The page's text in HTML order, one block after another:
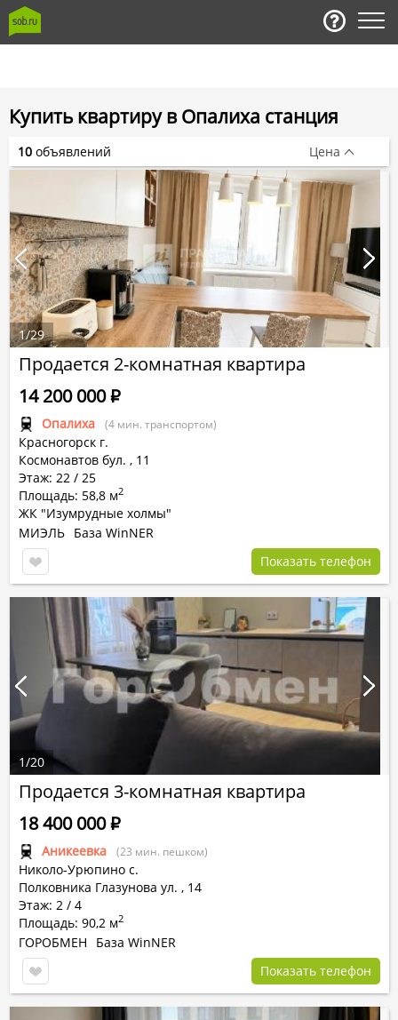
Купить квартиру в Опалиха станция
Продается 2-комнатная квартира
Опалиха (4 мин. транспортом)
Красногорск г.
Космонавтов бул. , 11
Этаж: 22 / 25
Площадь: 58,8 м2
ЖК "Изумрудные холмы"
14 200 000Р
МИЭЛЬ База WinNER
Показать телефон
1/29
Продается 3-комнатная квартира
Аникеевка (23 мин. пешком)
Николо-Урюпино с.
Полковника Глазунова ул. , 14
Этаж: 2 / 4
Площадь: 90,2 м2
18 400 000Р
ГОРОБМЕН
База WinNER
Показать телефон
1/20
10 объявлений Цена